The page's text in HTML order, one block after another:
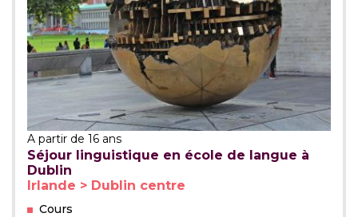
A partir de 16 ans
Séjour linguistique en école de langue à
Dublin
Irlande > Dublin centre
Cours